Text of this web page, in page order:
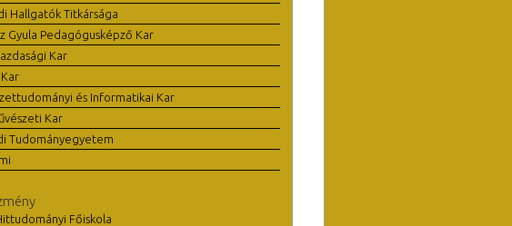
Hallgatók Titkársága
Gyula Pedagógusképző Kar
Kar
és Informatikai Kar
Kar
Tudományegyetem
Főiskola